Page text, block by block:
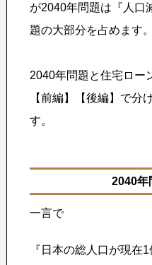
が2040年問題は『人口
題の大部分を占めます。
2040年問題と住宅ロー
【前編】【後編】で分
す。
2040年
一言で
『日本の総人口が現在